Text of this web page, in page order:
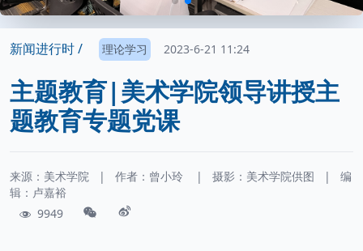
新闻进行时 / 理论学习 2023-6-21 11:24
主题教育|美术学院领导讲授主
题教育专题党课
来源：美术学院 | 作者： 曾小玲 | 摄影： 美术学院供图 |
编
辑：卢嘉裕
9949